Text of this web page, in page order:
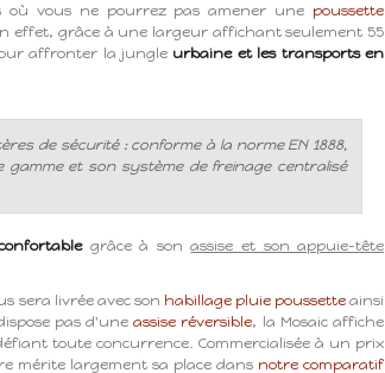
où vous ne pourrez pas amener une poussette
effet, grâce à une largeur affichant seulement 55
affronter la jungle urbaine et les transports en
de sécurité : conforme à la norme EN 1888,
et son système de freinage centralisé
grâce à sonassise et son appuie-tête
sera livrée avec son habillage pluie poussetteainsi
pas d'uneassise réversible, la Mosaic affiche
toute concurrence. Commercialisée à un prix
mérite largement sa place dans notre comparatif